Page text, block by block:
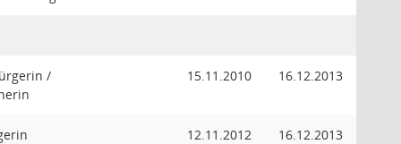
/
15.11.2010 16.12.2013
12.11.2012 16.12.2013